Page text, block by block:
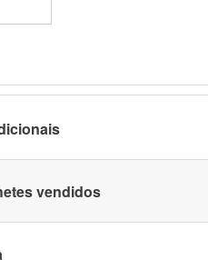
vendidos